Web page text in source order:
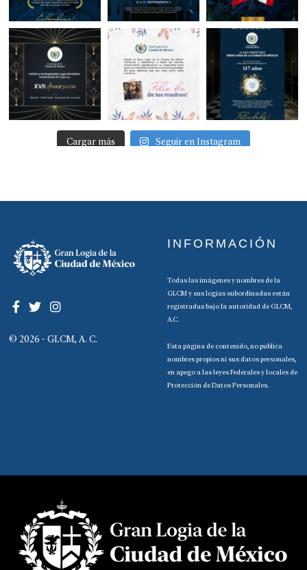
Cargar más Seguir en Instagram
© 2026 - GLCM, A. C.
INFORMACIÓN
Todas las imágenes y nombres de la
GLCM y sus logias subordinadas están
registradas bajo la autoridad de GLCM,
A.C.
Esta página de contenido, no publica
nombres propios ni sus datos personales,
en apego a las leyes Federales y locales de
Protección de Datos Personales.